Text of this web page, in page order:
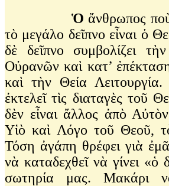
Ὁ ἄνθρωπος
τὸ μεγάλο δεῖπνο εἶναι ὁ
δὲ δεῖπνο συμβολίζει
Οὐρανῶν καὶ κατ’
καὶ τὴν Θεία
ἐκτελεῖ τὶς διαταγὲς τοῦ
δὲν εἶναι ἄλλος ἀπὸ
Υἱὸ καὶ Λόγο τοῦ Θεοῦ,
Τόση ἀγάπη θρέφει γιὰ
νὰ καταδεχθεῖ νὰ γίνει «ὁ
σωτηρία μας. Μακάρι